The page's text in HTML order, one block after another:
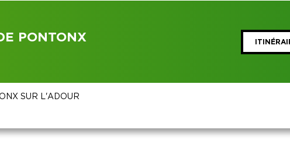
PONTONX
SUR L'ADOUR